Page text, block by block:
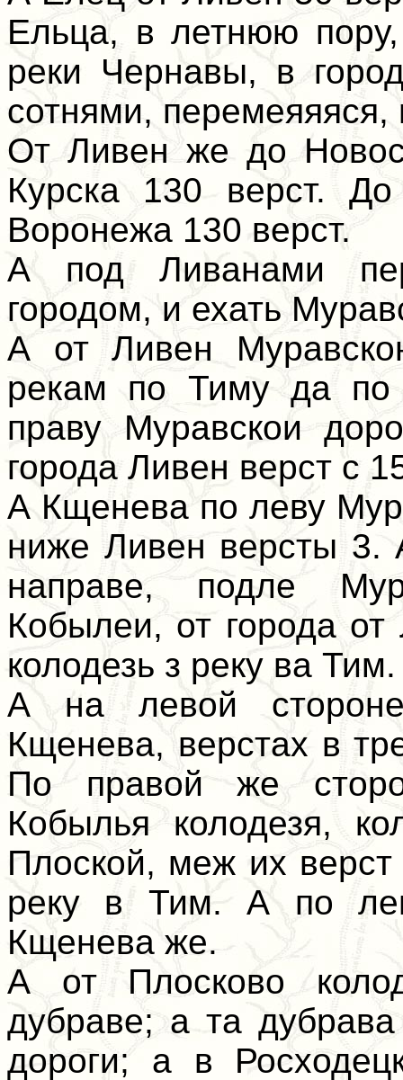
Ельца, в летнюю
реки Чернавы, в
сотнями,
От Ливен же до
Курска 130 верст.
Воронежа 130 верст.
А под Ливанами
городом, и ехать
А от Ливен
рекам по Тиму да
праву Муравскои
города Ливен верст с
А Кщенева по леву
ниже Ливен версты 3.
направе, подле
Кобылеи, от города
колодезь з реку ва Тим.
А на левой
Кщенева, верстах в
По правой же
Кобылья колодезя,
Плоской, меж их
реку в Тим. А по
Кщенева же.
А от Плосково
дубраве; а та
дороги; а в